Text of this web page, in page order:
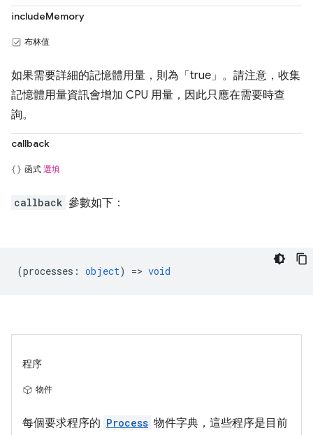
includeMemory
布林值
如果需要詳細的記憶體用量，則為「true」。請注意，收集
記憶體用量資訊會增加 CPU 用量，因此只應在需要時查
詢。
callback
函式 選填
callback 參數如下：
(processes : object) => void
程序
物件
每個要求程序的 Process 物件字典，這些程序是目前